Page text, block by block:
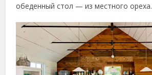
обеденный стол — из местного ореха.